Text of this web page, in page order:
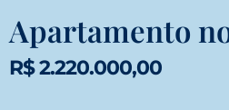
Apartamento
R$ 2.220.000,00